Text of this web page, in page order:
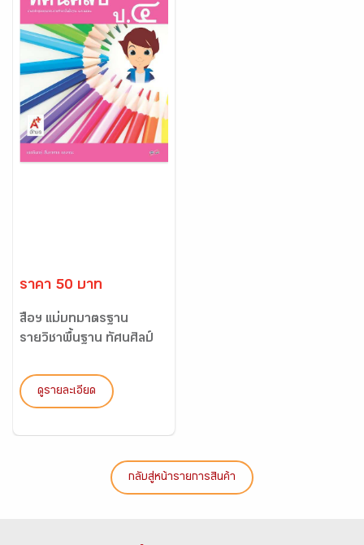
ราคา 50 บาท
สื่อฯ แม่บทมาตรฐาน
รายวิชาพื้นฐาน ทัศนศิลป์
ดูรายละเอียด
กลับสู่หน้ารายการสินค้า